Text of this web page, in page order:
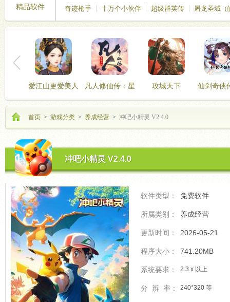
精品软件
奇迹枪手
十万个小伙伴 超级群英传
屠龙圣域（
仙境传说破晓
塔塔帝国
爱江山更爱美人
凡人修仙传：星
攻城天下
仙剑奇侠
首页 > 游戏分类 > 养成经营 > 冲吧小精灵 V2.4.0
冲吧小精灵 V2.4.0
软件类型： 免费软件
所属类别： 养成经营
更新时间： 2026-05-21
程序大小： 741.20MB
系统要求： 2.3.x 以上
分 辨 率： 240*320 等